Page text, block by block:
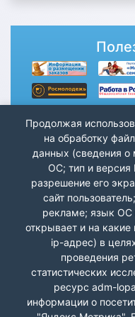
Продолжая
на обработку
данных (сведения о
ОС; тип и версия
разрешение его
сайт
рекламе; язык ОС
открывает и на
ip-адрес) в
проведения
статистических
ресурс adm-
информации о